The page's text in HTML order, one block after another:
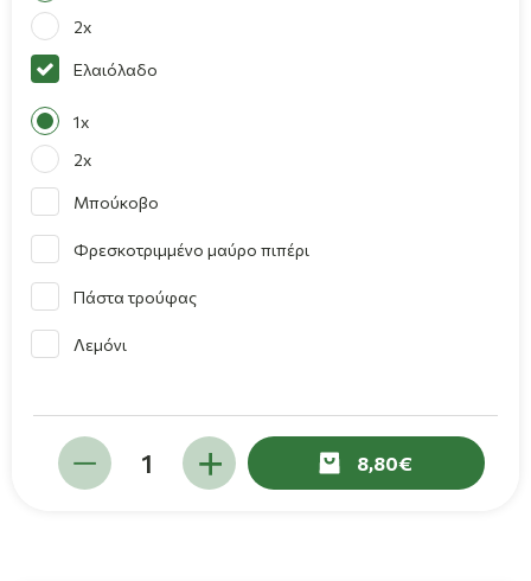
2x
Ελαιόλαδο
1x
2x
Μπούκοβο
Φρεσκοτριμμένο μαύρο πιπέρι
Πάστα τρούφας
Λεμόνι
8,80